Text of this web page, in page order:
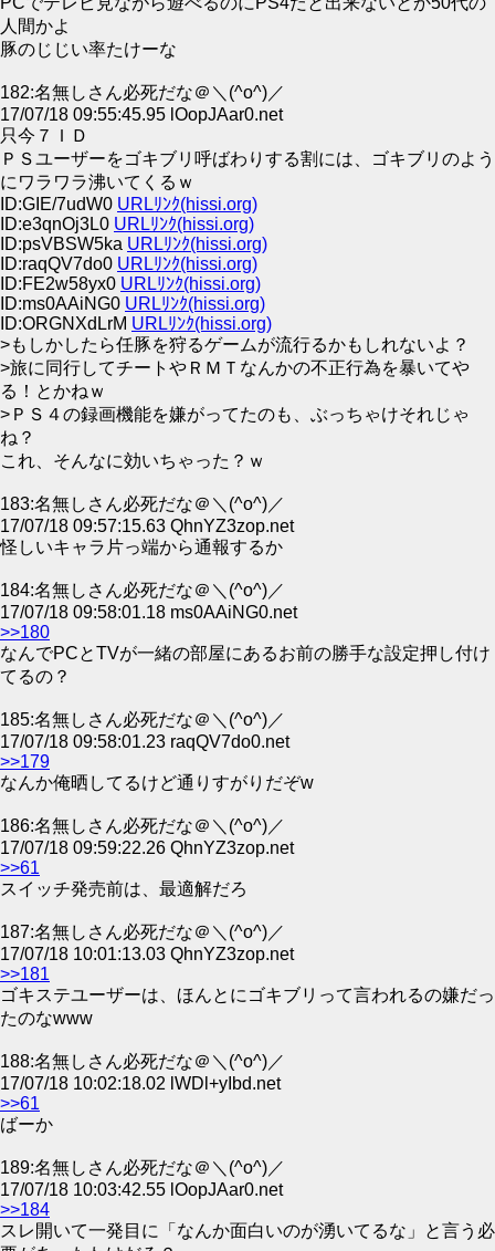
人間かよ
豚のじじい率たけーな
182:名無しさん必死だな＠＼(^o^)／
17/07/18 09:55:45.95 lOopJAar0.net
只今７ＩＤ
ＰＳユーザーをゴキブリ呼ばわりする割には、ゴキブリのよう
にワラワラ沸いてくるｗ
ID:GIE/7udW0 URLﾘﾝｸ(hissi.org)
ID:e3qnOj3L0 URLﾘﾝｸ(hissi.org)
ID:psVBSW5ka URLﾘﾝｸ(hissi.org)
ID:raqQV7do0 URLﾘﾝｸ(hissi.org)
ID:FE2w58yx0 URLﾘﾝｸ(hissi.org)
ID:ms0AAiNG0 URLﾘﾝｸ(hissi.org)
ID:ORGNXdLrM URLﾘﾝｸ(hissi.org)
>もしかしたら任豚を狩るゲームが流行るかもしれないよ？
>旅に同行してチートやＲＭＴなんかの不正行為を暴いてや
る！とかねｗ
>ＰＳ４の録画機能を嫌がってたのも、ぶっちゃけそれじゃ
ね？
これ、そんなに効いちゃった？ｗ
183:名無しさん必死だな＠＼(^o^)／
17/07/18 09:57:15.63 QhnYZ3zop.net
怪しいキャラ片っ端から通報するか
184:名無しさん必死だな＠＼(^o^)／
17/07/18 09:58:01.18 ms0AAiNG0.net
>>180
なんでPCとTVが一緒の部屋にあるお前の勝手な設定押し付け
てるの？
185:名無しさん必死だな＠＼(^o^)／
17/07/18 09:58:01.23 raqQV7do0.net
>>179
なんか俺晒してるけど通りすがりだぞw
186:名無しさん必死だな＠＼(^o^)／
17/07/18 09:59:22.26 QhnYZ3zop.net
>>61
スイッチ発売前は、最適解だろ
187:名無しさん必死だな＠＼(^o^)／
17/07/18 10:01:13.03 QhnYZ3zop.net
>>181
ゴキステユーザーは、ほんとにゴキブリって言われるの嫌だっ
たのなwww
188:名無しさん必死だな＠＼(^o^)／
17/07/18 10:02:18.02 lWDl+yIbd.net
>>61
ばーか
189:名無しさん必死だな＠＼(^o^)／
17/07/18 10:03:42.55 lOopJAar0.net
>>184
スレ開いて一発目に「なんか面白いのが湧いてるな」と言う必